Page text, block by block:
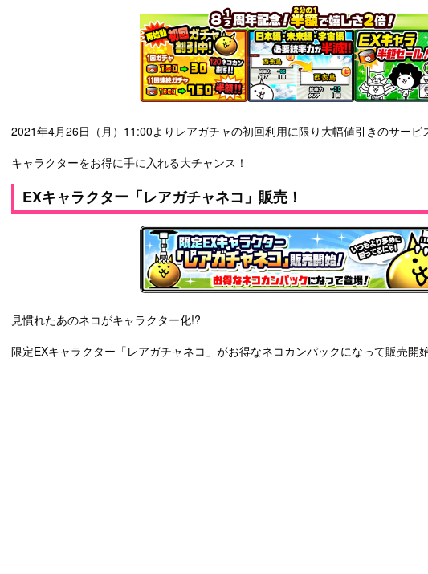
2021年4月26日（月）11:00よりレアガチャの初回利用に限り大幅値引きのサービ
キャラクターをお得に手に入れる大チャンス！
EXキャラクター「レアガチャネコ」販売！
見慣れたあのネコがキャラクター化!?
限定EXキャラクター「レアガチャネコ」がお得なネコカンパックになって販売開始